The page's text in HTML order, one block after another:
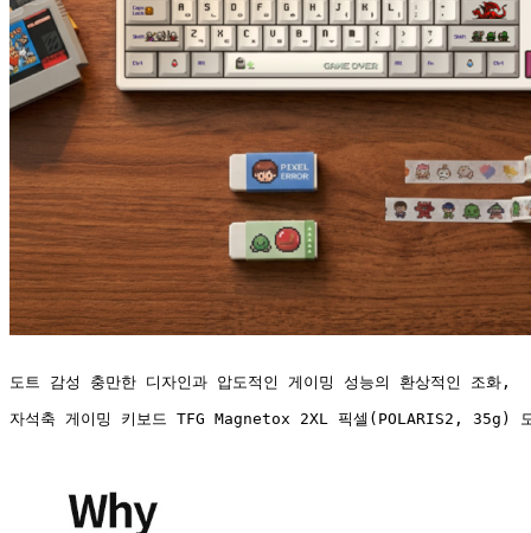
도트 감성 충만한 디자인과 압도적인 게이밍 성능의 환상적인 조화,
자석축 게이밍 키보드 TFG Magnetox 2XL 픽셀(POLARIS2, 35g)